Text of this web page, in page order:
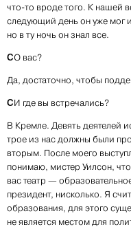
что-то вроде того. К нашей
следующий день он уже мог
но в ту ночь он знал все.
СО вас?
Да, достаточно, чтобы
СИ где вы встречались?
В Кремле. Девять деятелей
трое из нас должны были
вторым. После моего
понимаю, мистер Уилсон,
вас театр —
президент, нисколько. Я
образования, для этого
не является местом для